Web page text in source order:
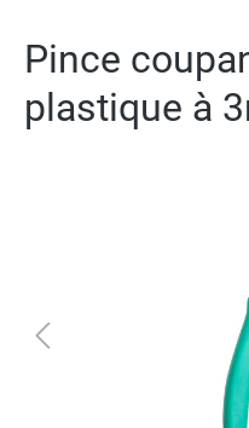
Pince
plastique à